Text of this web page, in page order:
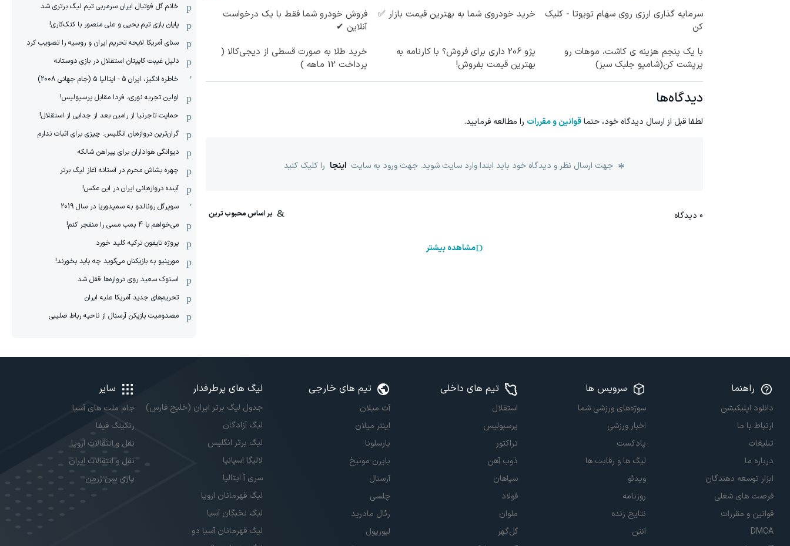
سرمایه گذاری ارزی روی سهام تویوتا - کلیک
کن
خرید خودروی شما به بهترین قیمت بازار ✅
فروش خودرو شما فقط با یک درخواست
آنلاین ✔
با یک پنجم هزینه ی کاشت، موهات رو
پرپشت کن(شامپو جلبک سبز)
پژو 206 داری برای فروش؟ با کارنامه به
بهترین قیمت بفروش!
خرید طلا به صورت قسطی از دیجی‌کالا (
پرداخت 12 ماهه )
دیدگاه‌ها
لطفا قبل از ارسال دیدگاه خود، حتماقوانین و مقررات را مطالعه فرمایید.
جهت ارسال نظر و دیدگاه خود باید ابتدا وارد سایت شوید. جهت ورود به سایت اینجا را کلیک کنید
0 دیدگاه
مشاهده بیشتر
خانم گل فوتبال ایران سرمربی تیم لیگ برتری شد
پایان بازی تیم یحیی و علی منصور با کتک‌کاری!
سنای آمریکا لایحه تحریم ایران و روسیه را تصویب کرد
دلیل غیبت کاپیتان استقلال در بازی دوستانه
خاطره انگیز، ایران 5 - ایتالیا 5 (جام جهانی 2008)
اولین تجربه نوری، فردا مقابل پرسپولیس!
حمایت تاجرنیا از رامین بعد از جدایی از استقلال!
گران‌ترین دروازه‌بان انگلیس: چیزی برای اثبات ندارم
دیوانگی هواداران برای پیراهن شالکه
چهره بشاش محرم در آستانه آغاز لیگ برتر
آینده دروازه‌بانی ایران در این عکس!
سوپرگل رونالدو به سمپدوریا در سال 2019
می‌خواهم با 4 بمب مسی را منفجر کنم!
پروژه تایفون ترکیه کلید خورد
مورینیو به بازیکنان می‌گوید چه باید بخورند!
استوک سعید روی دروازه‌ها قفل شد
تحریم‌های جدید آمریکا علیه ایران
مصدومیت بازیکن آرسنال از ناحیه رباط صلیبی
راهنما
دانلود اپلیکیشن
ارتباط با ما
تبلیغات
درباره ما
ابزار توسعه دهندگان
فرصت های شغلی
قوانین و مقررات
DMCA
سرویس ها
سوژه‌های ورزشی شما
اخبار ورزشی
پادکست
لیگ ها و رقابت ها
ویدئو
روزنامه
نتایج زنده
آنتن
تیم های داخلی
استقلال
پرسپولیس
تراکتور
ذوب آهن
سپاهان
فولاد
ملوان
گل‌گهر
تیم های خارجی
آث میلان
اینتر میلان
بارسلونا
بایرن مونیخ
آرسنال
چلسی
رئال مادرید
لیورپول
لیگ های پرطرفدار
جدول لیگ برتر ایران (خلیج فارس)
لیگ آزادگان
لیگ برتر انگلیس
لالیگا اسپانیا
سری آ ایتالیا
لیگ قهرمانان اروپا
لیگ نخبگان آسیا
لیگ قهرمانان آسیا دو
سایر
جام ملت های آسیا
رنکینگ فیفا
نقل و انتقالات اروپا
نقل و انتقالات ایران
پاری سن ژرمن